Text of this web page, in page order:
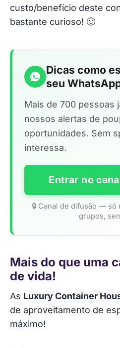
custo/benefício deste
bastante curioso! 🙂
Dicas como
seu
Mais de 700 pessoas
nossos alertas de
oportunidades. Sem
interessa.
Entrar no
🔒 Canal de difusão — só
grupos,
Mais do que uma
de vida!
As Luxury Container
de aproveitamento de
máximo!